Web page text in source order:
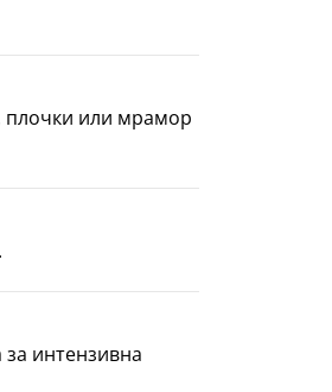
плочки или мрамор
интензивна